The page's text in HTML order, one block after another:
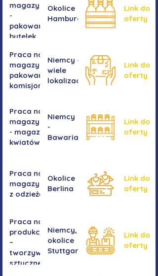
magazynie
-
pakowanie
butelek
Okolice
Hamburga
Link do
oferty
Praca na
magazynie /
pakowanie /
komisjonowanie
Niemcy -
wiele
lokalizacji
Link do
oferty
Praca na
magazynie
- magazyn
kwiatów
Niemcy
-
Bawaria
Link do
oferty
Praca na
magazynie
z odzieżą
Okolice
Berlina
Link do
oferty
Praca na
produkcji
–
tworzywa
sztuczne
Niemcy,
okolice
Stuttgartu
Link do
oferty